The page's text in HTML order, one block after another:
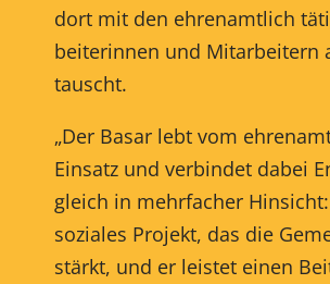
dort mit den ehrenamtlich
beiterinnen und Mitarbeitern
tauscht.
„Der Basar lebt vom
Einsatz und verbindet dabei
gleich in mehrfacher
soziales Projekt, das die
stärkt, und er leistet einen